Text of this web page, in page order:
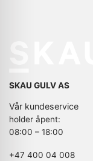
SKAU GULV AS
Vår kundeservice
holder åpent:
08:00 – 18:00
+47 400 04 008